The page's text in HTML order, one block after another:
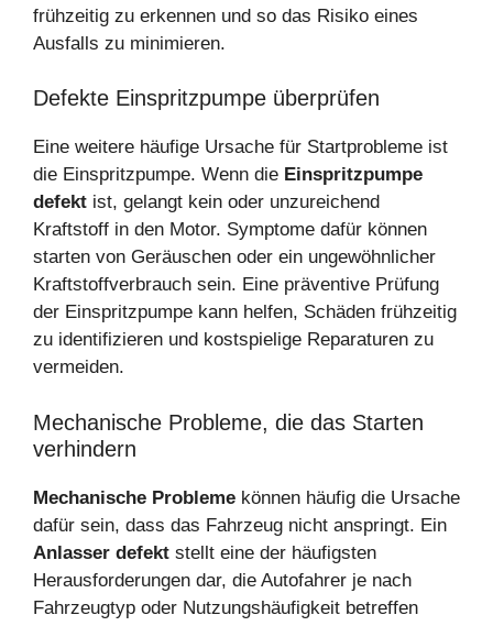
frühzeitig zu erkennen und so das Risiko eines
Ausfalls zu minimieren.
Defekte Einspritzpumpe überprüfen
Eine weitere häufige Ursache für Startprobleme ist
die Einspritzpumpe. Wenn die Einspritzpumpe
defekt ist, gelangt kein oder unzureichend
Kraftstoff in den Motor. Symptome dafür können
starten von Geräuschen oder ein ungewöhnlicher
Kraftstoffverbrauch sein. Eine präventive Prüfung
der Einspritzpumpe kann helfen, Schäden frühzeitig
zu identifizieren und kostspielige Reparaturen zu
vermeiden.
Mechanische Probleme, die das Starten
verhindern
Mechanische Probleme können häufig die Ursache
dafür sein, dass das Fahrzeug nicht anspringt. Ein
Anlasser defekt stellt eine der häufigsten
Herausforderungen dar, die Autofahrer je nach
Fahrzeugtyp oder Nutzungshäufigkeit betreffen